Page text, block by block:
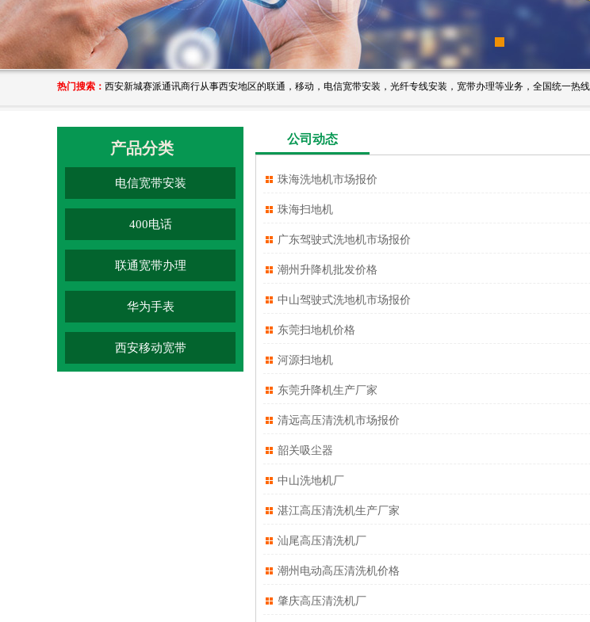
热门搜索：
产品分类
电信宽带安装
400电话
联通宽带办理
华为手表
西安移动宽带
公司动态
珠海洗地机市场报价
珠海扫地机
广东驾驶式洗地机市场报价
潮州升降机批发价格
中山驾驶式洗地机市场报价
东莞扫地机价格
河源扫地机
东莞升降机生产厂家
清远高压清洗机市场报价
韶关吸尘器
中山洗地机厂
湛江高压清洗机生产厂家
汕尾高压清洗机厂
潮州电动高压清洗机价格
肇庆高压清洗机厂